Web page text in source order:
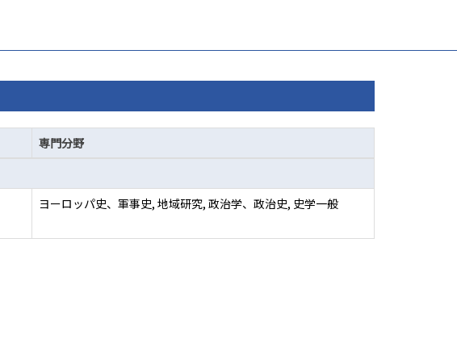
専門分野
ヨーロッパ史、軍事史, 地域研究, 政治学、政治史, 史学一般